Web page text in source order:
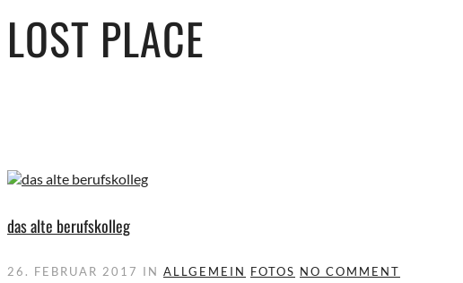
LOST PLACE
das alte berufskolleg
26. FEBRUAR 2017 IN ALLGEMEIN FOTOS NO COMMENT